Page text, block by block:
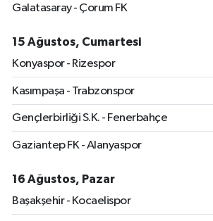
Galatasaray - Çorum FK
15 Ağustos, Cumartesi
Konyaspor - Rizespor
Kasımpaşa - Trabzonspor
Gençlerbirliği S.K. - Fenerbahçe
Gaziantep FK - Alanyaspor
16 Ağustos, Pazar
Başakşehir - Kocaelispor